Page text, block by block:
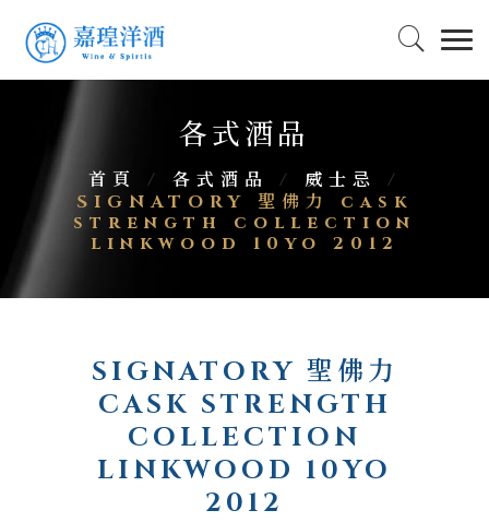
各式酒品
首頁 / 各式酒品 / 威士忌
/
SIGNATORY 聖佛力 cask
strength collection
linkwood 10yo 2012
SIGNATORY 聖佛力
CASK STRENGTH
COLLECTION
LINKWOOD 10YO
2012